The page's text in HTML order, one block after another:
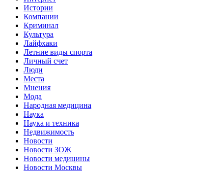
Истории
Компании
Криминал
Культура
Лайфхаки
Летние виды спорта
Личный счет
Люди
Места
Мнения
Мода
Народная медицина
Наука
Наука и техника
Недвижимость
Новости
Новости ЗОЖ
Новости медицины
Новости Москвы